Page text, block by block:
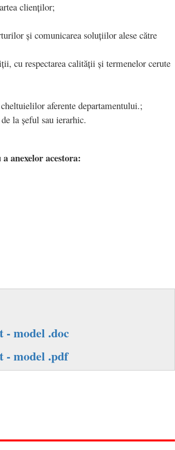
clienților;
și comunicarea soluțiilor alese către
cu respectarea calității și termenelor cerute
aferente departamentului.;
la șeful sau ierarhic.
anexelor acestora:
- model .doc
- model .pdf